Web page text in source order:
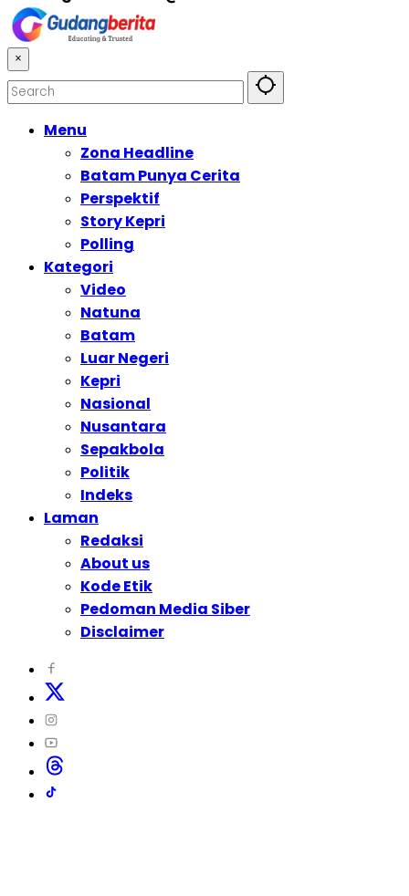
×
Menu
Zona Headline
Batam Punya Cerita
Perspektif
Story Kepri
Polling
Kategori
Video
Natuna
Batam
Luar Negeri
Kepri
Nasional
Nusantara
Sepakbola
Politik
Indeks
Laman
Redaksi
About us
Kode Etik
Pedoman Media Siber
Disclaimer